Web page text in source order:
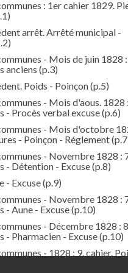
: 1er cahier 1829.
arrêt. Arrêté municipal -
- Mois de juin 1828
anciens (p.3)
Poids - Poinçon(p.5)
- Mois d'aous. 1828
- Procès verbal excuse(p.6)
- Mois d'octobre
- Poinçon - Réglement
- Novembre 1828 :
- Détention - Excuse(p.8)
- Excuse(p.9)
- Novembre 1828 :
- Aune - Excuse(p.10)
- Décembre 1828 :
- Pharmacien - Excuse(p.10)
- 1828 : 9. cahier.